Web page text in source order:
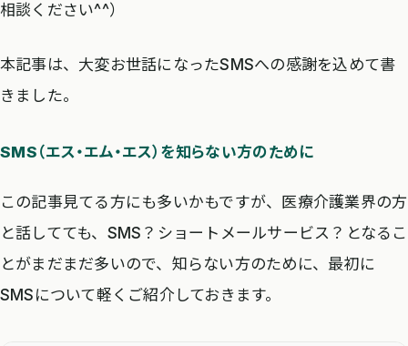
相談ください^^）
本記事は、大変お世話になったSMSへの感謝を込めて書
きました。
SMS（エス・エム・エス）を知らない方のために
この記事見てる方にも多いかもですが、医療介護業界の方
と話してても、SMS？ショートメールサービス？となるこ
とがまだまだ多いので、知らない方のために、最初に
SMSについて軽くご紹介しておきます。